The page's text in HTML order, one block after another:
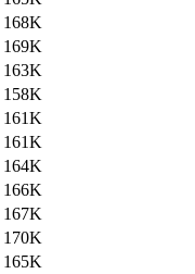
168K
169K
163K
158K
161K
161K
164K
166K
167K
170K
165K